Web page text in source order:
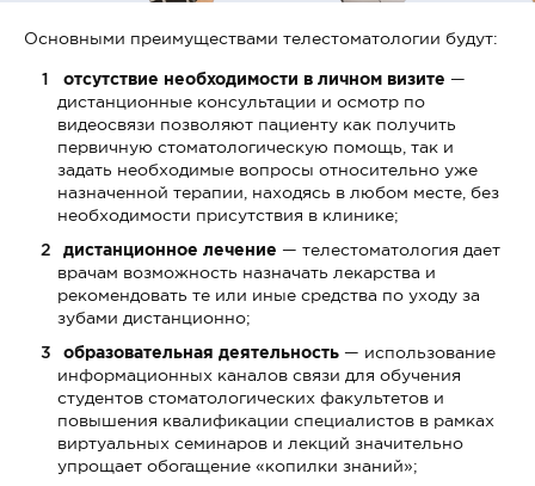
Основными преимуществами телестоматологии будут:
отсутствие необходимости в личном визите —
дистанционные консультации и осмотр по
видеосвязи позволяют пациенту как получить
первичную стоматологическую помощь, так и
задать необходимые вопросы относительно уже
назначенной терапии, находясь в любом месте, без
необходимости присутствия в клинике;
дистанционное лечение — телестоматология дает
врачам возможность назначать лекарства и
рекомендовать те или иные средства по уходу за
зубами дистанционно;
образовательная деятельность — использование
информационных каналов связи для обучения
студентов стоматологических факультетов и
повышения квалификации специалистов в рамках
виртуальных семинаров и лекций значительно
упрощает обогащение «копилки знаний»;